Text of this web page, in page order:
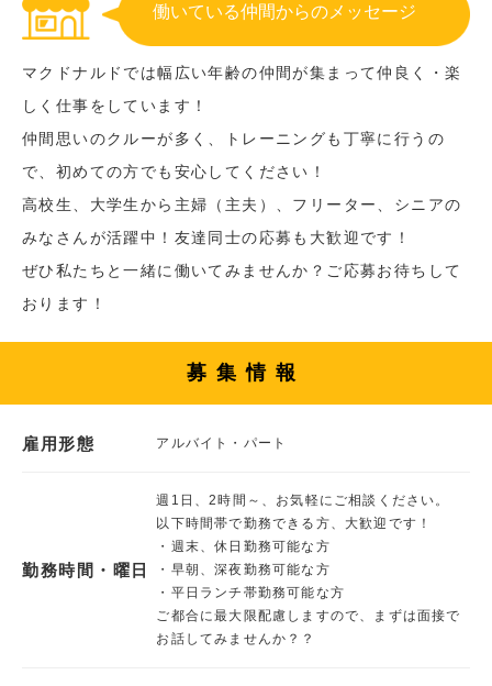
働いている仲間からのメッセージ
マクドナルドでは幅広い年齢の仲間が集まって仲良く・楽
しく仕事をしています！
仲間思いのクルーが多く、トレーニングも丁寧に行うの
で、初めての方でも安心してください！
高校生、大学生から主婦（主夫）、フリーター、シニアの
みなさんが活躍中！友達同士の応募も大歓迎です！
ぜひ私たちと一緒に働いてみませんか？ご応募お待ちして
おります！
募集情報
雇用形態 アルバイト・パート
勤務時間・曜日
週1日、2時間～、お気軽にご相談ください。
以下時間帯で勤務できる方、大歓迎です！
・週末、休日勤務可能な方
・早朝、深夜勤務可能な方
・平日ランチ帯勤務可能な方
ご都合に最大限配慮しますので、まずは面接で
お話してみませんか？？